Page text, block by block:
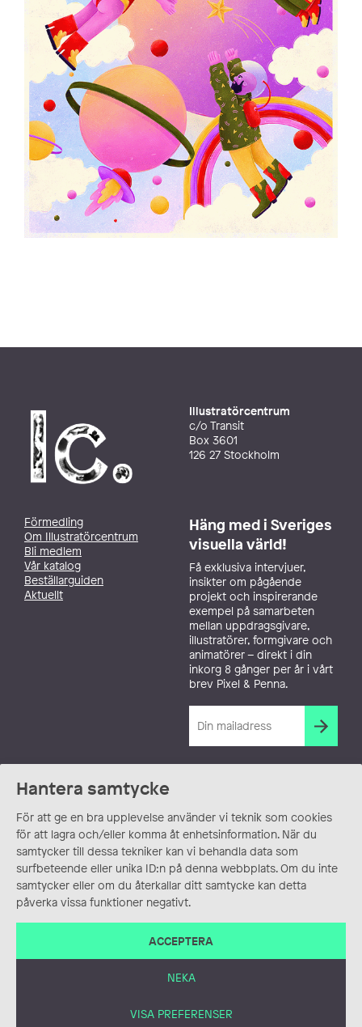
Hantera samtycke
För att ge en bra upplevelse använder vi teknik som cookies
för att lagra och/eller komma åt enhetsinformation. När du
samtycker till dessa tekniker kan vi behandla data som
surfbeteende eller unika ID:n på denna webbplats. Om du inte
samtycker eller om du återkallar ditt samtycke kan detta
påverka vissa funktioner negativt.
ACCEPTERA
NEKA
VISA PREFERENSER
Illustratörcentrum
c/o Transit
Box 3601
126 27 Stockholm
Förmedling
Om Illustratörcentrum
Bli medlem
Vår katalog
Beställarguiden
Aktuellt
Häng med i Sveriges
visuella värld!
Få exklusiva intervjuer,
insikter om pågående
projekt och inspirerande
exempel på samarbeten
mellan uppdragsgivare,
illustratörer, formgivare och
animatörer – direkt i din
inkorg 8 gånger per år i vårt
brev Pixel & Penna.